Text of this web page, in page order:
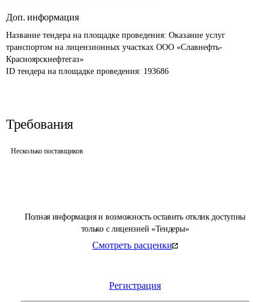
Полная информация и возможность оставить отклик доступны
только с лицензией «Тендеры»
Смотреть расценки
Регистрация
Доп. информация
Название тендера на площадке проведения: Оказание услуг
транспортом на лицензионных участках ООО «Славнефть-
Красноярскнефтегаз»
ID тендера на площадке проведения: 193686
Требования
Несколько поставщиков